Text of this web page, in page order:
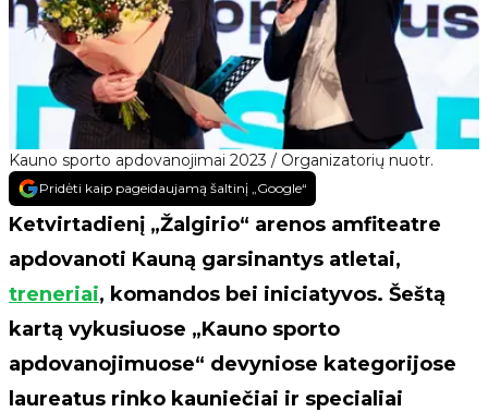
Kauno sporto apdovanojimai 2023 / Organizatorių nuotr.
Pridėti kaip pageidaujamą šaltinį „Google“
Ketvirtadienį „Žalgirio“ arenos amfiteatre
apdovanoti Kauną garsinantys atletai,
treneriai, komandos bei iniciatyvos. Šeštą
kartą vykusiuose „Kauno sporto
apdovanojimuose“ devyniose kategorijose
laureatus rinko kauniečiai ir specialiai